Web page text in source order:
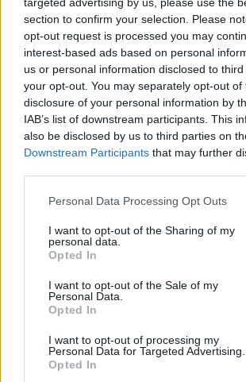
section to confirm your selection. Please
opt-out request is processed you may
interest-based ads based on personal
us or personal information disclosed to
your opt-out. You may separately opt-out of
disclosure of your personal information by
IAB’s list of downstream participants. This
also be disclosed by us to third parties on
Downstream Participants that may further
Please note that this website/app uses one
not limited to your visit or usage behaviour.
grant or deny consent to Google and its
use your data for below specified purposes
consent section.
Personal Data Processing Opt Outs
I want to opt-out of the Sharing of my
personal data.
Opted In
I want to opt-out of the Sale of my
Personal Data.
Opted In
I want to opt-out of processing my
Personal Data for Targeted Advertising.
Opted In